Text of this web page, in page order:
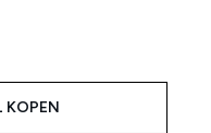
KOPEN